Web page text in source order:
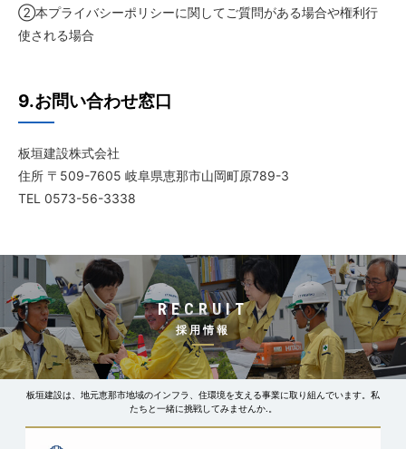
②本プライバシーポリシーに関してご質問がある場合や権利行
使される場合
9.お問い合わせ窓口
板垣建設株式会社
住所 〒509-7605 岐阜県恵那市山岡町原789-3
TEL 0573-56-3338
RECRUIT
採用情報
板垣建設は、地元恵那市地域のインフラ、住環境を支える事業に取り組んでいます。 私
たちと一緒に挑戦してみませんか.。